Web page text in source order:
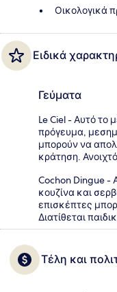
Οικολογικά
Ειδικά
Γεύματα
Le Ciel - Αυτό το
πρόγευμα,
μπορούν να
κράτηση.
Cochon Dingue -
κουζίνα και
επισκέπτες
Διατίθεται
Τέλη και